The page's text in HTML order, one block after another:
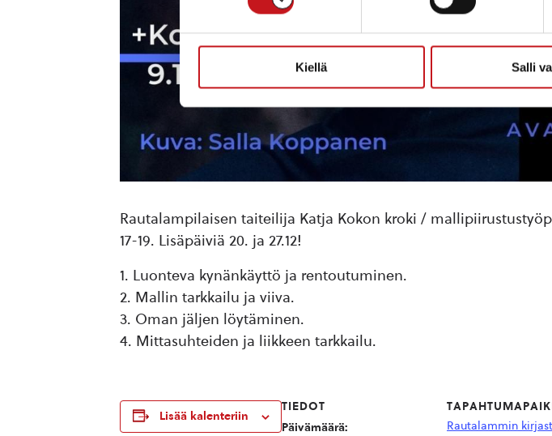
Kiellä Salli
Rautalampilaisen taiteilija Katja Kokon kroki /
17-19. Lisäpäiviä 20. ja 27.12!
Luonteva kynänkäyttö ja rentoutuminen.
Mallin tarkkailu ja viiva.
Oman jäljen löytäminen.
Mittasuhteiden ja liikkeen tarkkailu.
Lisää kalenteriin
TIEDOT
Päivämäärä:
Rautalammin